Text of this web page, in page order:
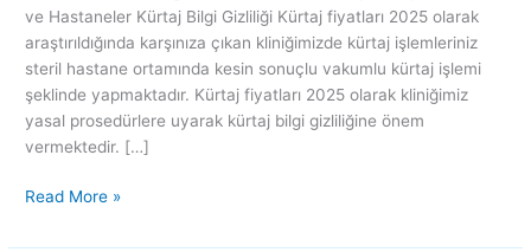
ve Hastaneler Kürtaj Bilgi Gizliliği Kürtaj fiyatları 2025 olarak
araştırıldığında karşınıza çıkan kliniğimizde kürtaj işlemleriniz
steril hastane ortamında kesin sonuçlu vakumlu kürtaj işlemi
şeklinde yapmaktadır. Kürtaj fiyatları 2025 olarak kliniğimiz
yasal prosedürlere uyarak kürtaj bilgi gizliliğine önem
vermektedir. […]
Read More »